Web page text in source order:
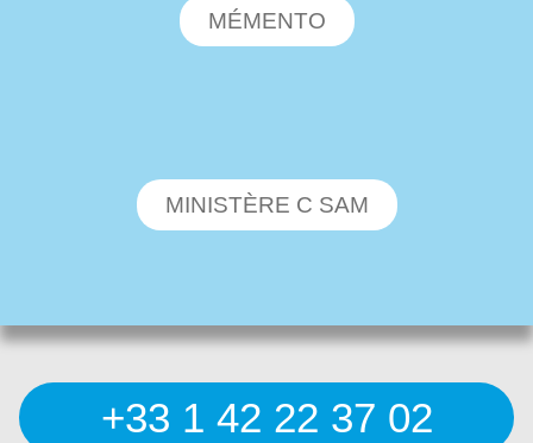
MÉMENTO
MINISTÈRE C SAM
+33 1 42 22 37 02